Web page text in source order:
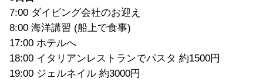
7:00 ダイビング会社のお迎え
8:00 海洋講習 (船上で食事)
17:00 ホテルへ
18:00 イタリアンレストランでパスタ 約1500円
19:00 ジェルネイル 約3000円